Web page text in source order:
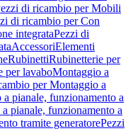
di ricambio per Mobili
di ricambio per Con
integrataPezzi di
AccessoriElementi
RubinettiRubinetterie per
per lavaboMontaggio a
per Montaggio a
pianale, funzionamento a
pianale, funzionamento a
tramite generatorePezzi